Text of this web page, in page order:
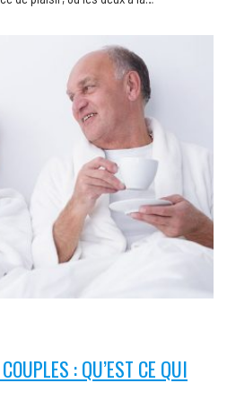
: QU’EST CE QUI